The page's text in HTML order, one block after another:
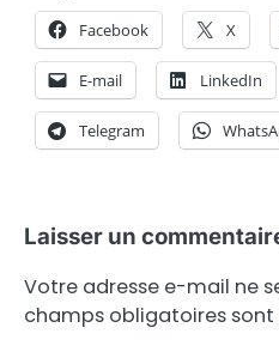
Facebook X
E-mail LinkedIn
Telegram
Laisser un
Votre adresse e-mail ne
champs obligatoires sont